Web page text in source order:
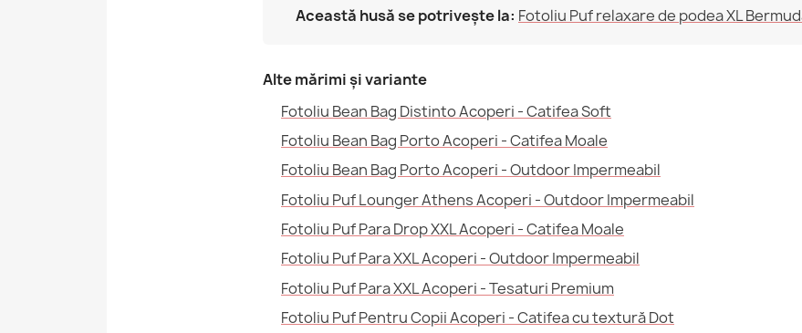
Cod
Această husă se potrivește la: Fotoliu Puf relaxare de podea XL
Alte mărimi și variante
Fotoliu Bean Bag Distinto Acoperi - Catifea Soft
Fotoliu Bean Bag Porto Acoperi - Catifea Moale
Fotoliu Bean Bag Porto Acoperi - Outdoor Impermeabil
Fotoliu Puf Lounger Athens Acoperi - Outdoor Impermeabil
Fotoliu Puf Para Drop XXL Acoperi - Catifea Moale
Fotoliu Puf Para XXL Acoperi - Outdoor Impermeabil
Fotoliu Puf Para XXL Acoperi - Tesaturi Premium
Fotoliu Puf Pentru Copii Acoperi - Catifea cu textură Dot